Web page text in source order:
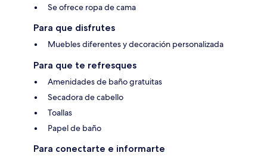
Se ofrece ropa de cama
Para que disfrutes
Muebles diferentes y decoración personalizada
Para que te refresques
Amenidades de baño gratuitas
Secadora de cabello
Toallas
Papel de baño
Para conectarte e informarte